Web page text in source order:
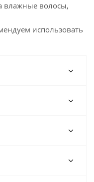
влажные волосы,
использовать